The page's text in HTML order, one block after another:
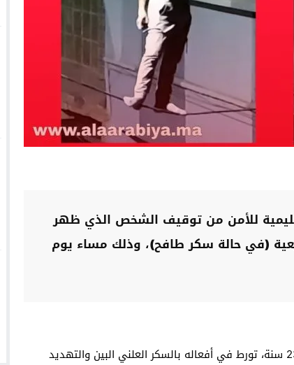
للأمن من توقيف الشخص الذي ظهر
(في حالة سكر طافح)، وذلك مساء يوم
وأوضحت المصادر أن الشخص الموقوف (ع)، البالغ من العمر 23 سنة، تورط في أفعاله بالسكر العلني البين والتهديد